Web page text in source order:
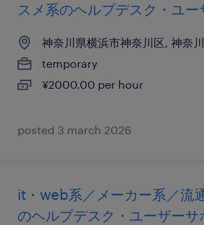
スメ系のヘルプデスク・ユー
神奈川県横浜市神奈川区, 神奈
temporary
¥2000.00 per hour
posted 3 march 2026
it・web系／メーカー系／流
のヘルプデスク・ユーザーサ